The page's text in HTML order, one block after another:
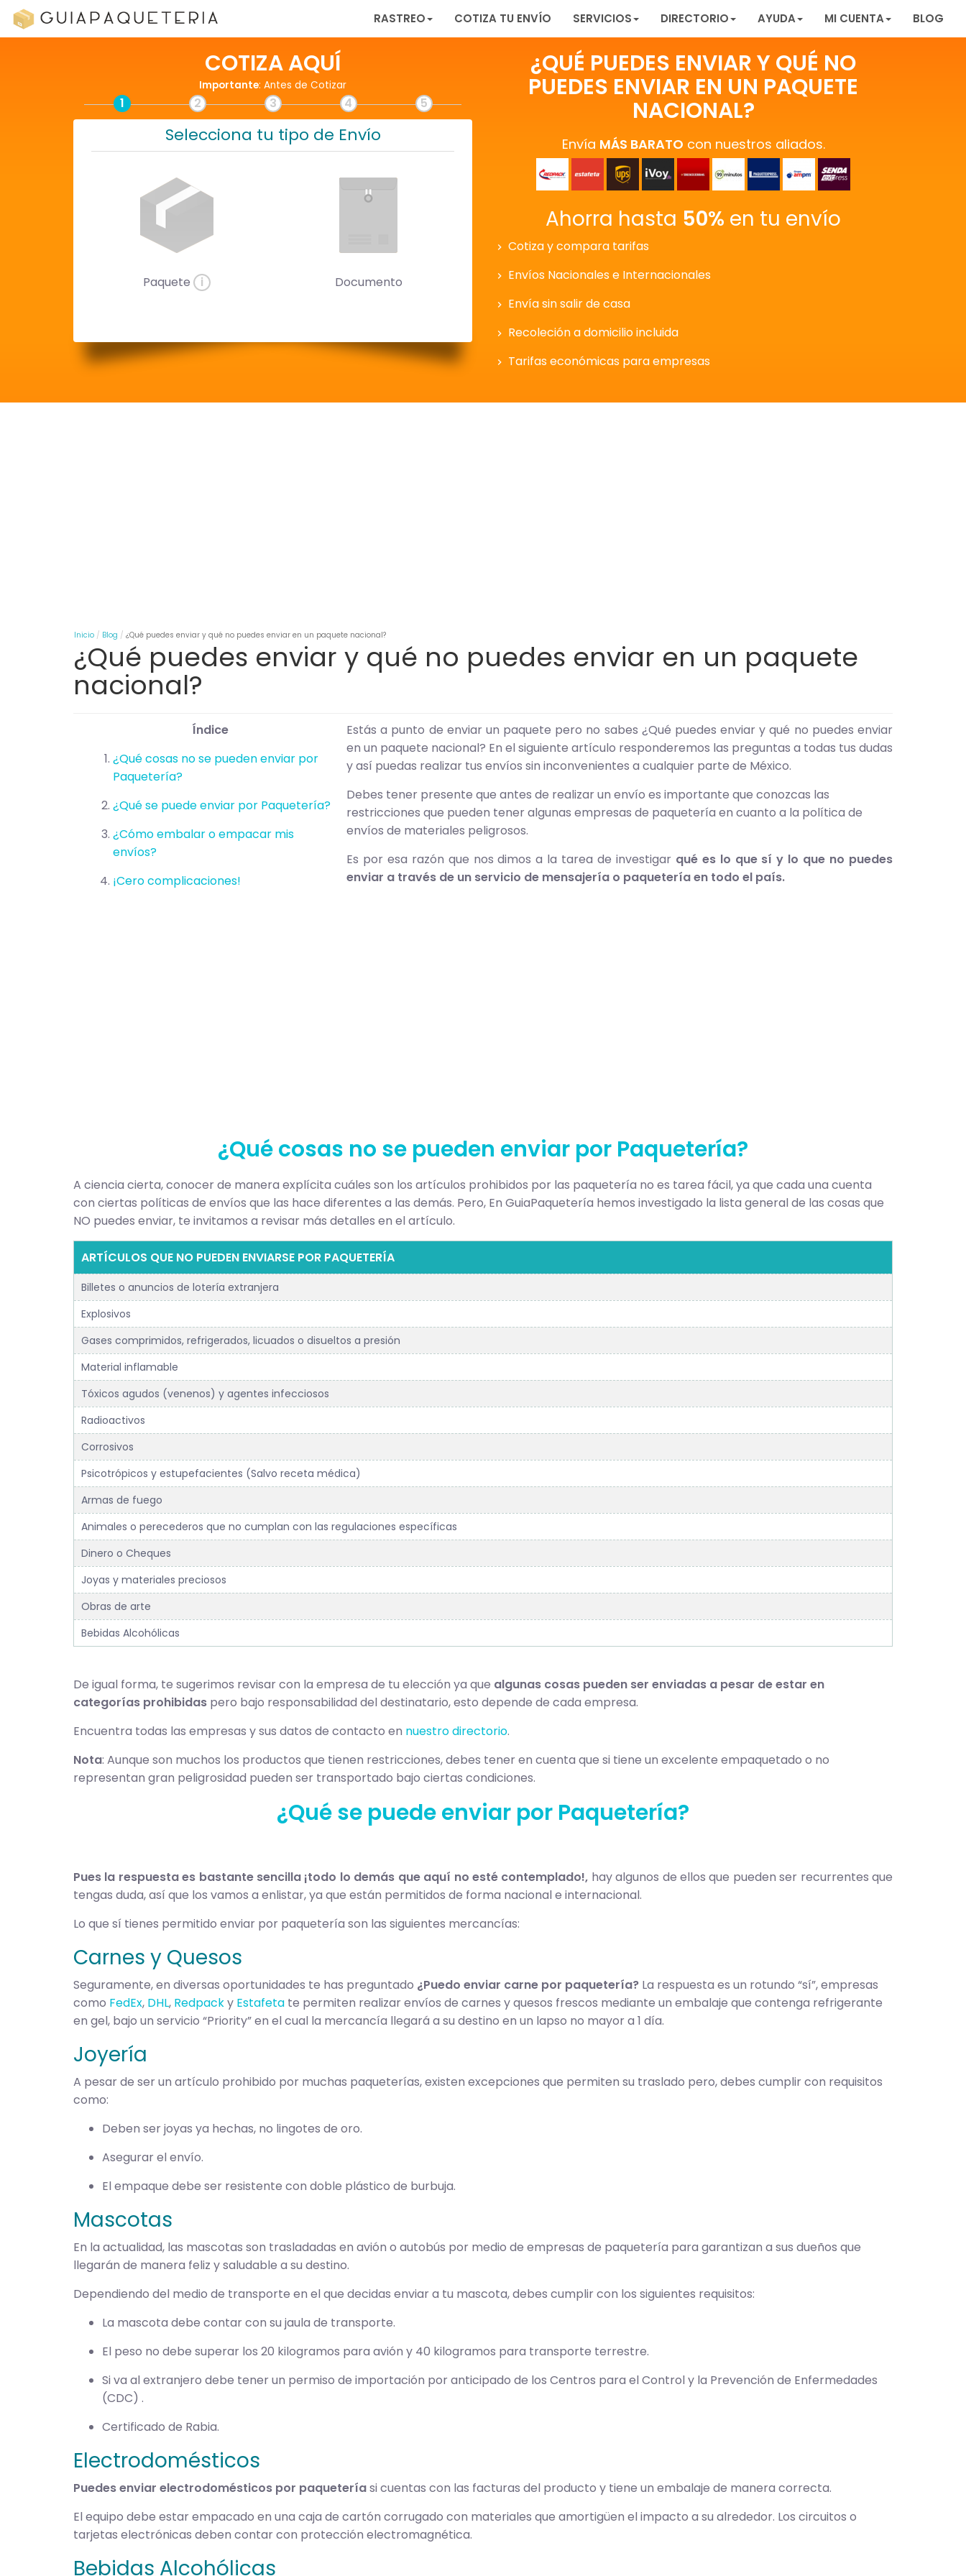
RASTREO COTIZA TU ENVÍO SERVICIOS DIRECTORIO AYUDA MI CUENTA BLOG
COTIZA AQUÍ
Importante: Antes de Cotizar
1 2 3 4 5
Selecciona tu tipo de Envío
Paquete i Documento
¿QUÉ PUEDES ENVIAR Y QUÉ NO
PUEDES ENVIAR EN UN PAQUETE
NACIONAL?
Envía MÁS BARATO con nuestros aliados.
Ahorra hasta 50% en tu envío
Cotiza y compara tarifas
Envíos Nacionales e Internacionales
Envía sin salir de casa
Recoleción a domicilio incluida
Tarifas económicas para empresas
Inicio Blog ¿Qué puedes enviar y qué no puedes enviar en un paquete nacional?
¿Qué puedes enviar y qué no puedes enviar en un paquete
nacional?
Índice
¿Qué cosas no se pueden enviar por
Paquetería?
¿Qué se puede enviar por Paquetería?
¿Cómo embalar o empacar mis
envíos?
¡Cero complicaciones!
Estás a punto de enviar un paquete pero no sabes ¿Qué puedes enviar y qué no puedes enviar
en un paquete nacional? En el siguiente artículo responderemos las preguntas a todas tus dudas
y así puedas realizar tus envíos sin inconvenientes a cualquier parte de México.
Debes tener presente que antes de realizar un envío es importante que conozcas las
restricciones que pueden tener algunas empresas de paquetería en cuanto a la política de
envíos de materiales peligrosos.
Es por esa razón que nos dimos a la tarea de investigar qué es lo que sí y lo que no puedes
enviar a través de un servicio de mensajería o paquetería en todo el país.
¿Qué cosas no se pueden enviar por Paquetería?
A ciencia cierta, conocer de manera explícita cuáles son los artículos prohibidos por las paquetería no es tarea fácil, ya que cada una cuenta
con ciertas políticas de envíos que las hace diferentes a las demás. Pero, En GuiaPaquetería hemos investigado la lista general de las cosas que
NO puedes enviar, te invitamos a revisar más detalles en el artículo.
ARTÍCULOS QUE NO PUEDEN ENVIARSE POR PAQUETERÍA
Billetes o anuncios de lotería extranjera
Explosivos
Gases comprimidos, refrigerados, licuados o disueltos a presión
Material inflamable
Tóxicos agudos (venenos) y agentes infecciosos
Radioactivos
Corrosivos
Psicotrópicos y estupefacientes (Salvo receta médica)
Armas de fuego
Animales o perecederos que no cumplan con las regulaciones específicas
Dinero o Cheques
Joyas y materiales preciosos
Obras de arte
Bebidas Alcohólicas
De igual forma, te sugerimos revisar con la empresa de tu elección ya que algunas cosas pueden ser enviadas a pesar de estar en
categorías prohibidas pero bajo responsabilidad del destinatario, esto depende de cada empresa.
Encuentra todas las empresas y sus datos de contacto en nuestro directorio.
Nota: Aunque son muchos los productos que tienen restricciones, debes tener en cuenta que si tiene un excelente empaquetado o no
representan gran peligrosidad pueden ser transportado bajo ciertas condiciones.
¿Qué se puede enviar por Paquetería?
Pues la respuesta es bastante sencilla ¡todo lo demás que aquí no esté contemplado!, hay algunos de ellos que pueden ser recurrentes que
tengas duda, así que los vamos a enlistar, ya que están permitidos de forma nacional e internacional.
Lo que sí tienes permitido enviar por paquetería son las siguientes mercancías:
Carnes y Quesos
Seguramente, en diversas oportunidades te has preguntado ¿Puedo enviar carne por paquetería? La respuesta es un rotundo “sí”, empresas
como FedEx, DHL, Redpacky Estafeta te permiten realizar envíos de carnes y quesos frescos mediante un embalaje que contenga refrigerante
en gel, bajo un servicio “Priority” en el cual la mercancía llegará a su destino en un lapso no mayor a 1 día.
Joyería
A pesar de ser un artículo prohibido por muchas paqueterías, existen excepciones que permiten su traslado pero, debes cumplir con requisitos
como:
Deben ser joyas ya hechas, no lingotes de oro.
Asegurar el envío.
El empaque debe ser resistente con doble plástico de burbuja.
Mascotas
En la actualidad, las mascotas son trasladadas en avión o autobús por medio de empresas de paquetería para garantizan a sus dueños que
llegarán de manera feliz y saludable a su destino.
Dependiendo del medio de transporte en el que decidas enviar a tu mascota, debes cumplir con los siguientes requisitos:
La mascota debe contar con su jaula de transporte.
El peso no debe superar los 20 kilogramos para avión y 40 kilogramos para transporte terrestre.
Si va al extranjero debe tener un permiso de importación por anticipado de los Centros para el Control y la Prevención de Enfermedades​
(CDC) .
Certificado de Rabia.
Electrodomésticos
Puedes enviar electrodomésticos por paqueteríasi cuentas con las facturas del producto y tiene un embalaje de manera correcta.
El equipo debe estar empacado en una caja de cartón corrugado con materiales que amortigüen el impacto a su alrededor. Los circuitos o
tarjetas electrónicas deben contar con protección electromagnética.
Bebidas Alcohólicas